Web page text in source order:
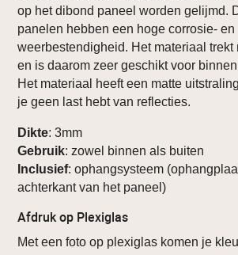
op het dibond paneel worden gelijmd.
panelen hebben een hoge corrosie- en
weerbestendigheid. Het materiaal trekt
en is daarom zeer geschikt voor
Het materiaal heeft een matte
je geen last hebt van reflecties.
Dikte: 3mm
Gebruik: zowel binnen als buiten
Inclusief: ophangsysteem
achterkant van het paneel)
Afdruk op Plexiglas
Met een foto op plexiglas komen je